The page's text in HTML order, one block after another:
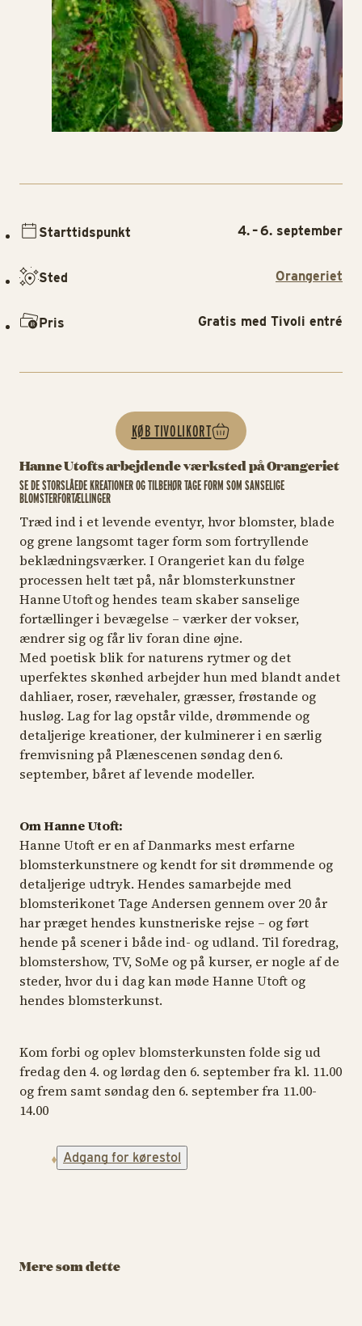
Hanne Utofts arbejdende værksted på Orangeriet
SE DE STORSLÅEDE KREATIONER OG TILBEHØR TAGE FORM SOM SANSELIGE
BLOMSTERFORTÆLLINGER
Træd ind i et levende eventyr, hvor blomster, blade
og grene langsomt tager form som fortryllende
beklædningsværker. I Orangeriet kan du følge
processen helt tæt på, når blomsterkunstner
Hanne Utoft og hendes team skaber sanselige
fortællinger i bevægelse – værker der vokser,
ændrer sig og får liv foran dine øjne.
Med poetisk blik for naturens rytmer og det
uperfektes skønhed arbejder hun med blandt andet
dahliaer, roser, rævehaler, græsser, frøstande og
husløg. Lag for lag opstår vilde, drømmende og
detaljerige kreationer, der kulminerer i en særlig
fremvisning på Plænescenen søndag den 6.
september, båret af levende modeller.
Om Hanne Utoft:
Hanne Utoft er en af Danmarks mest erfarne
blomsterkunstnere og kendt for sit drømmende og
detaljerige udtryk. Hendes samarbejde med
blomsterikonet Tage Andersen gennem over 20 år
har præget hendes kunstneriske rejse – og ført
hende på scener i både ind- og udland. Til foredrag,
blomstershow, TV, SoMe og på kurser, er nogle af de
steder, hvor du i dag kan møde Hanne Utoft og
hendes blomsterkunst.
Kom forbi og oplev blomsterkunsten folde sig ud
fredag den 4. og lørdag den 6. september fra kl. 11.00
og frem samt søndag den 6. september fra 11.00-
14.00
Adgang for kørestol
Starttidspunkt 4. – 6. september
Sted Orangeriet
Pris Gratis med Tivoli entré
KØB TIVOLIKORT
Mere som dette
Have af Charlotte
Søeborg